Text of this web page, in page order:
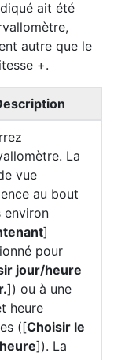
ait été
autre que le
+.
La
vue
au bout
environ
]
pour
jour/heure
]) ou à une
heure
([Choisir le
]). La